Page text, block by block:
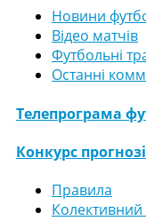
Новини
Відео матчів
Футбольні
Останні
Телепрограма
Конкурс
Правила